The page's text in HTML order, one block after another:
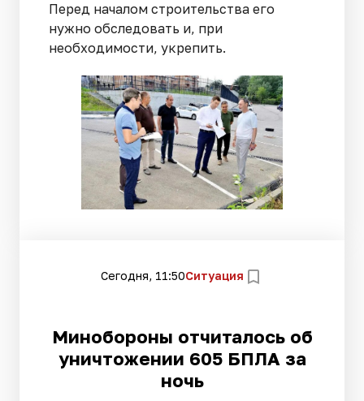
Перед началом строительства его
нужно обследовать и, при
необходимости, укрепить.
Сегодня, 11:50Ситуация
Минобороны отчиталось об
уничтожении 605 БПЛА за
ночь